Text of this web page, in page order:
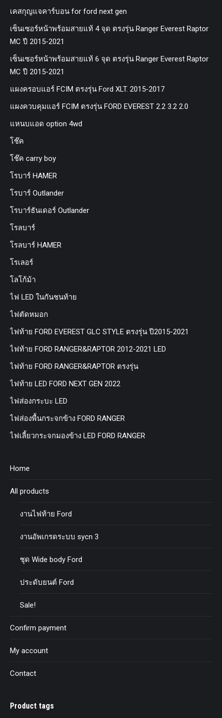
เคสกุญแจคาร์บอน for ford next gen
เซ็นเซอร์หน้าพร้อมสายแท้ 4 จุด ตรงรุ่น Ranger Everest Raptor
MC ปี 2015-2021
เซ็นเซอร์หน้าพร้อมสายแท้ 6 จุด ตรงรุ่น Ranger Everest Raptor
MC ปี 2015-2021
แผงครอบแอร์ FCIM ตรงรุ่น Ford XLT. 2015-2017
แผงควบคุมแอร์ FCIM ตรงรุ่น FORD EVEREST 2.2 3.2 2.0
แหนบแอด option 4wd
โช๊ค
โช๊ค carry boy
โรบาร์ HAMER
โรบาร์ Outlander
โรบาร์ธันเดอร์ Outlander
โรลบาร์
โรลบาร์ HAMER
โรเลอร์
โลโก้ม้า
ไฟ LED ในกันชนท้าย
ไฟตัดหมอก
ไฟท้าย FORD EVEREST GLC STYLE ตรงรุ่น ปี2015-2021
ไฟท้าย FORD RANGER&RAPTOR 2012-2021 LED
ไฟท้าย FORD RANGER&RAPTOR ตรงรุ่น
ไฟท้าย LED FORD NEXT GEN 2022
ไฟส่องกระบะ LED
ไฟส่องพื้นกระจกข้าง FORD RANGER
ไฟเลี้ยวกระจกมองข้าง LED FORD RANGER
Home
All products
งานไฟท้าย Ford
งานอัพเกรดระบบ sycn 3
ชุด Wide body Ford
ประดับยนต์ Ford
Sale!
Confirm payment
My account
Contact
Product tags